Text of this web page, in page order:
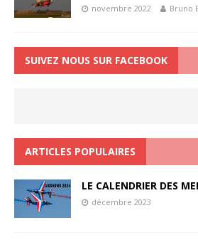
novembre 2022 Bruno
SUIVEZ NOUS SUR FACEBOOK
ARTICLES POPULAIRES
LE CALENDRIER DES
décembre 2023